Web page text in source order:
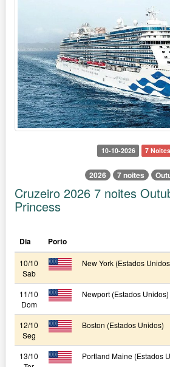
10-10-2026 7 Noites
2026 7 noites
Cruzeiro 2026 7 noites
Princess
Dia Porto
10/10
Sab
New York (Estados
11/10
Dom
Newport (Estados Unidos)
12/10
Seg
Boston (Estados Unidos)
13/10
Portland Maine (Estados